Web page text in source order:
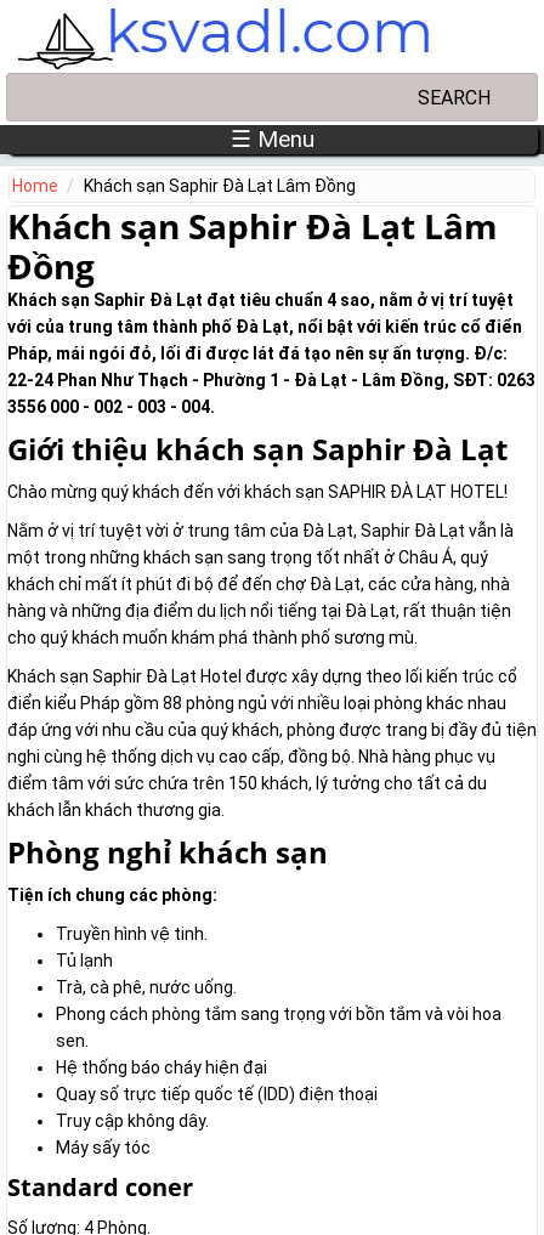
Skip to main content
☰ Menu
Home Khách sạn Saphir Đà Lạt Lâm Đồng
Khách sạn Saphir Đà Lạt Lâm
Đồng
Khách sạn Saphir Đà Lạt đạt tiêu chuẩn 4 sao, nằm ở vị trí tuyệt
với của trung tâm thành phố Đà Lạt, nổi bật với kiến trúc cổ điển
Pháp, mái ngói đỏ, lối đi được lát đá tạo nên sự ấn tượng. Đ/c:
22-24 Phan Như Thạch - Phường 1 - Đà Lạt - Lâm Đồng, SĐT: 0263
3556 000 - 002 - 003 - 004.
Giới thiệu khách sạn Saphir Đà Lạt
Chào mừng quý khách đến với khách sạn SAPHIR ĐÀ LẠT HOTEL!
Nằm ở vị trí tuyệt vời ở trung tâm của Đà Lạt, Saphir Đà Lạt vẫn là
một trong những khách sạn sang trọng tốt nhất ở Châu Á, quý
khách chỉ mất ít phút đi bộ để đến chợ Đà Lạt, các cửa hàng, nhà
hàng và những địa điểm du lịch nổi tiếng tại Đà Lạt, rất thuận tiện
cho quý khách muốn khám phá thành phố sương mù.
Khách sạn Saphir Đà Lạt Hotel được xây dựng theo lối kiến trúc cổ
điển kiểu Pháp gồm 88 phòng ngủ với nhiều loại phòng khác nhau
đáp ứng với nhu cầu của quý khách, phòng được trang bị đầy đủ tiện
nghi cùng hệ thống dịch vụ cao cấp, đồng bộ. Nhà hàng phục vụ
điểm tâm với sức chứa trên 150 khách, lý tưởng cho tất cả du
khách lẫn khách thương gia.
Phòng nghỉ khách sạn
Tiện ích chung các phòng:
Truyền hình vệ tinh.
Tủ lạnh
Trà, cà phê, nước uống.
Phong cách phòng tắm sang trọng với bồn tắm và vòi hoa
sen.
Hệ thống báo cháy hiện đại
Quay số trực tiếp quốc tế (IDD) điện thoại
Truy cập không dây.
Máy sấy tóc
Standard coner
Số lượng: 4 Phòng.